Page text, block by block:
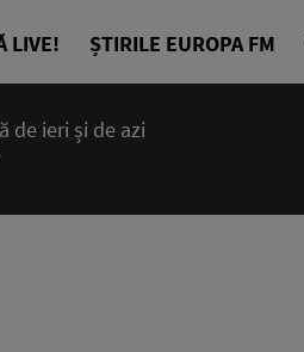
LIVE! ȘTIRILE EUROPA FM
de ieri și de azi